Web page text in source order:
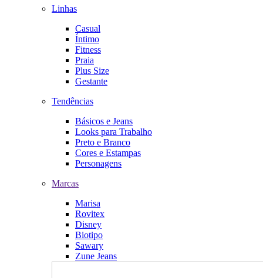
Linhas
Casual
Íntimo
Fitness
Praia
Plus Size
Gestante
Tendências
Básicos e Jeans
Looks para Trabalho
Preto e Branco
Cores e Estampas
Personagens
Marcas
Marisa
Rovitex
Disney
Biotipo
Sawary
Zune Jeans